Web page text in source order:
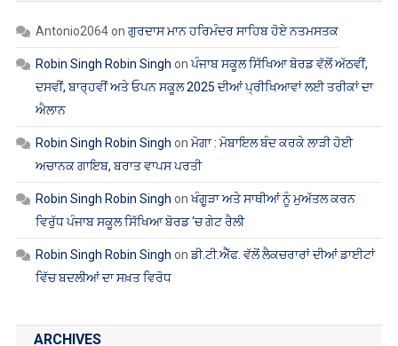
Robin Singh Robin Singhonਪੰਜਾਬ ਸਕੂਲ ਸਿੱਖਿਆ ਬੋਰਡ ਵੱਲੋਂ ਅੱਠਵੀਂ,
ਦਸਵੀਂ, ਬਾਰ੍ਹਵੀਂ ਅਤੇ ਓਪਨ ਸਕੂਲ 2025 ਦੀਆਂ ਪ੍ਰੀਖਿਆਵਾਂ ਲਈ ਤਰੀਕਾਂ ਦਾ
ਐਲਾਨ
Robin Singh Robin Singhonਮੋਗਾ : ਮੋਬਾਇਲ ਬੰਦ ਕਰਕੇ ਲਾੜੀ ਹੋਈ
ਅਚਾਨਕ ਗਾਇਬ, ਬਰਾਤ ਵਾਪਸ ਪਰਤੀ
Robin Singh Robin Singhonਖੰਗੂੜਾ ਅਤੇ ਸਾਥੀਆਂ ਨੂੰ ਮੁਅੱਤਲ ਕਰਨ
ਵਿਰੁੱਧ ਪੰਜਾਬ ਸਕੂਲ ਸਿੱਖਿਆ ਬੋਰਡ ‘ਚ ਗੇਟ ਰੈਲੀ
Robin Singh Robin Singhonਡੀ.ਟੀ.ਐੱਫ. ਵੱਲੋਂ ਲੈਕਚਰਾਰਾਂ ਦੀਆਂ ਡਾਈਟਾਂ
ਵਿੱਚ ਬਦਲੀਆਂ ਦਾ ਸਖ਼ਤ ਵਿਰੋਧ
ARCHIVES